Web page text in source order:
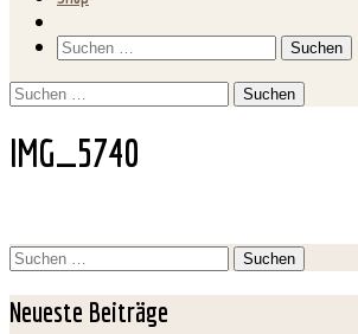
Suchen
Suchen
IMG_5740
Suchen
nach:
Neueste Beiträge